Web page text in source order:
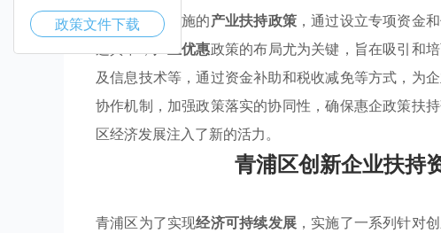
青浦区积极实施的产业扶持政策，通过设立专项资金
这其中，产业优惠政策的布局尤为关键，旨在吸引和
及信息技术等，通过资金补助和税收减免等方式，为
协作机制，加强政策落实的协同性，确保惠企政策扶
区经济发展注入了新的活力。
青浦区创新企业扶持
青浦区为了实现经济可持续发展，实施了一系列针对
政策文件下载